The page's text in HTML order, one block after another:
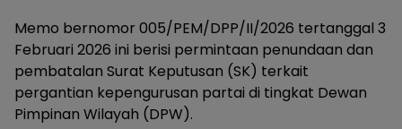
Memo bernomor 005/PEM/DPP/II/2026 tertanggal 3
Februari 2026 ini berisi permintaan penundaan dan
pembatalan Surat Keputusan (SK) terkait
pergantian kepengurusan partai di tingkat Dewan
Pimpinan Wilayah (DPW).